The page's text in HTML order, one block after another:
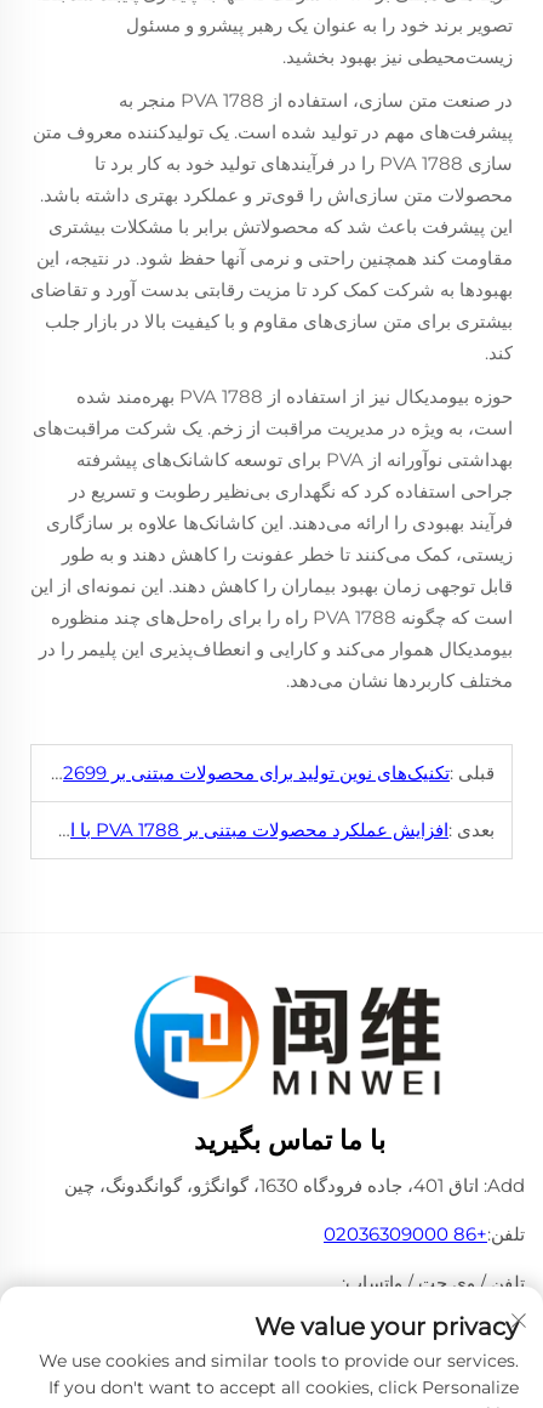
تصویر برند خود را به عنوان یک رهبر پیشرو و مسئول
زیست‌محیطی نیز بهبود بخشید.
در صنعت متن سازی، استفاده از PVA 1788 منجر به
پیشرفت‌های مهم در تولید شده است. یک تولیدکننده معروف متن
سازی PVA 1788 را در فرآیندهای تولید خود به کار برد تا
محصولات متن سازی‌اش را قوی‌تر و عملکرد بهتری داشته باشد.
این پیشرفت باعث شد که محصولاتش برابر با مشکلات بیشتری
مقاومت کند همچنین راحتی و نرمی آنها حفظ شود. در نتیجه، این
بهبودها به شرکت کمک کرد تا مزیت رقابتی بدست آورد و تقاضای
بیشتری برای متن سازی‌های مقاوم و با کیفیت بالا در بازار جلب
کند.
حوزه بیومدیکال نیز از استفاده از PVA 1788 بهره‌مند شده
است، به ویژه در مدیریت مراقبت از زخم. یک شرکت مراقبت‌های
بهداشتی نوآورانه از PVA برای توسعه کاشانک‌های پیشرفته
جراحی استفاده کرد که نگهداری بی‌نظیر رطوبت و تسریع در
فرآیند بهبودی را ارائه می‌دهند. این کاشانک‌ها علاوه بر سازگاری
زیستی، کمک می‌کنند تا خطر عفونت را کاهش دهند و به طور
قابل توجهی زمان بهبود بیماران را کاهش دهند. این نمونه‌ای از این
است که چگونه PVA 1788 راه را برای راه‌حل‌های چند منظوره
بیومدیکال هموار می‌کند و کارایی و انعطاف‌پذیری این پلیمر را در
مختلف کاربردها نشان می‌دهد.
قبلی :تکنیک‌های نوین تولید برای محصولات مبتنی بر PVA 2699
بعدی :افزایش عملکرد محصولات مبتنی بر PVA 1788 با استفاده از ادیتیوهای
با ما تماس بگیرید
Add: اتاق 401، جاده فرودگاه 1630، گوانگژو، گوانگدونگ، چین
تلفن:+86 02036309000
تلفن / وی چت / واتساپ:
+86 15180199394
پست الکترونیکی:[email protected]
We value your privacy
We use cookies and similar tools to provide our services.
If you don't want to accept all cookies, click Personalize